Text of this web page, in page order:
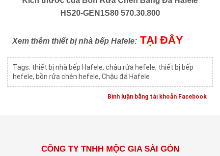
HS20-GEN1S80 570.30.800
Xem thêm thiết bị nhà bếp Hafele: TẠI ĐÂY
Tags: thiết bị nhà bếp Hafele, chậu rửa hefele, thiết bị bếp
hefele, bồn rửa chén hefele, Chậu đá Hafele
Bình luận bằng tài khoản Facebook
CÔNG TY TNHH MỘC GIA SÀI GÒN